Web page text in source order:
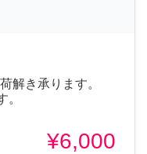
解き承ります。
。
¥6,000